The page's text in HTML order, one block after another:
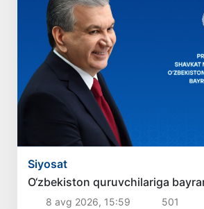
Siyosat
O‘zbekiston quruvchilariga
8 avg 2026, 15:59 501